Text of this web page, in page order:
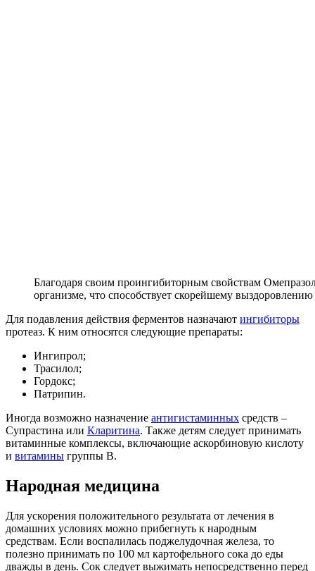
Благодаря своим проингибиторным свойствам
организме, что способствует скорейшему выздоровлению
Для подавления действия ферментов назначают ингибиторы
протеаз. К ним относятся следующие препараты:
Ингипрол;
Трасилол;
Гордокс;
Патрипин.
Иногда возможно назначение антигистаминных средств –
Супрастина или Кларитина. Также детям следует принимать
витаминные комплексы, включающие аскорбиновую кислоту
и витамины группы B.
Народная медицина
Для ускорения положительного результата от лечения в
домашних условиях можно прибегнуть к народным
средствам. Если воспалилась поджелудочная железа, то
полезно принимать по 100 мл картофельного сока до еды
дважды в день. Сок следует выжимать непосредственно перед